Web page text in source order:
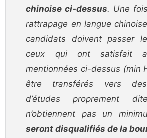
chinoise ci-dessus. Une
rattrapage en langue
candidats doivent passer
ceux qui ont satisfait
mentionnées ci-dessus (min
être transférés vers des
d’études proprement
n’obtiennent pas un
seront disqualifiés de la